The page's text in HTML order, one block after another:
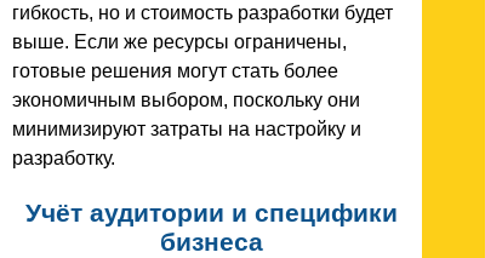
гибкость, но и стоимость разработки будет
выше. Если же ресурсы ограничены,
готовые решения могут стать более
экономичным выбором, поскольку они
минимизируют затраты на настройку и
разработку.
Учёт аудитории и специфики
бизнеса